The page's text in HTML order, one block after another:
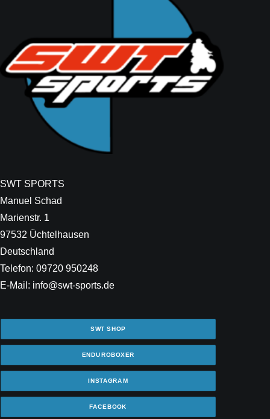
SWT SPORTS
Manuel Schad
Marienstr. 1
97532 Üchtelhausen
Deutschland
Telefon: 09720 950248
E-Mail: info@swt-sports.de
SWT SHOP
ENDUROBOXER
INSTAGRAM
FACEBOOK